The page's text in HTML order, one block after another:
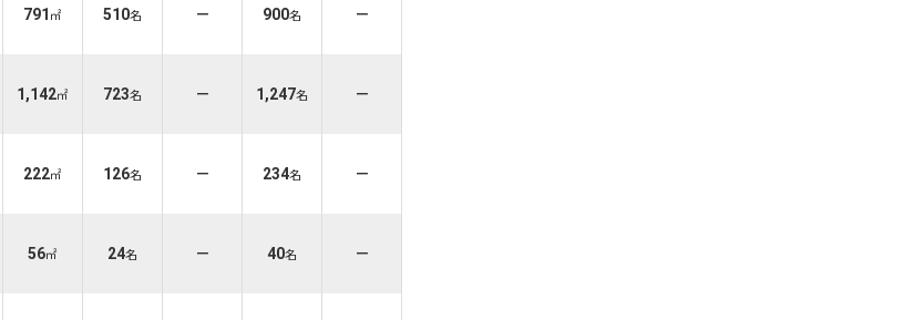
791 ㎡ 510名 － 900名 －
1,142㎡ 723名 － 1,247名 －
222㎡ 126名 － 234名 －
56㎡ 24名 － 40名 －